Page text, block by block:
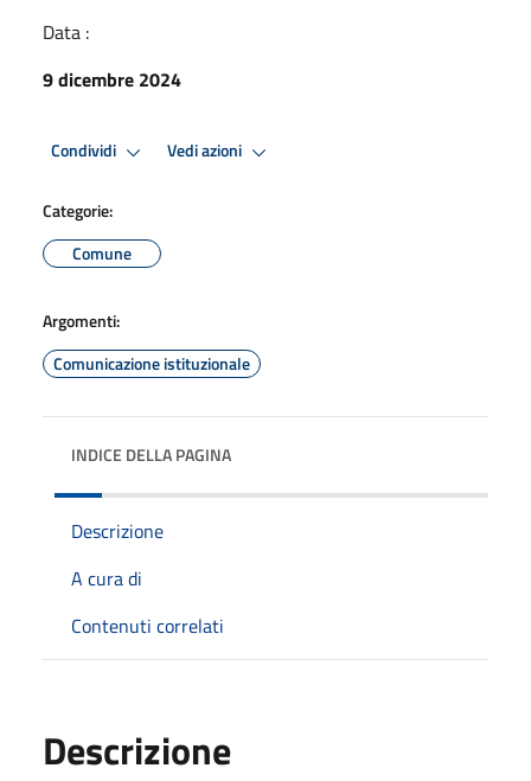
Data :
9 dicembre 2024
Condividi Vedi azioni
Categorie:
Comune
Argomenti:
Comunicazione istituzionale
INDICE DELLA PAGINA
Descrizione
A cura di
Contenuti correlati
Descrizione